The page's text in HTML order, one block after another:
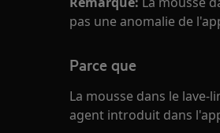
pas une anomalie de
Parce que
La mousse dans le lave-
agent introduit dans